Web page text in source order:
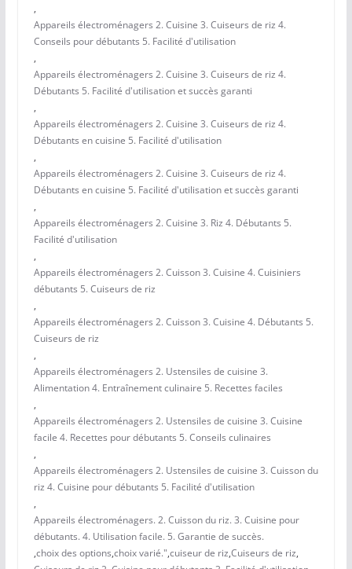
,
Appareils électroménagers 2. Cuisine 3. Cuiseurs de riz 4.
Conseils pour débutants 5. Facilité d'utilisation
,
Appareils électroménagers 2. Cuisine 3. Cuiseurs de riz 4.
Débutants 5. Facilité d'utilisation et succès garanti
,
Appareils électroménagers 2. Cuisine 3. Cuiseurs de riz 4.
Débutants en cuisine 5. Facilité d'utilisation
,
Appareils électroménagers 2. Cuisine 3. Cuiseurs de riz 4.
Débutants en cuisine 5. Facilité d'utilisation et succès garanti
,
Appareils électroménagers 2. Cuisine 3. Riz 4. Débutants 5.
Facilité d'utilisation
,
Appareils électroménagers 2. Cuisson 3. Cuisine 4. Cuisiniers
débutants 5. Cuiseurs de riz
,
Appareils électroménagers 2. Cuisson 3. Cuisine 4. Débutants 5.
Cuiseurs de riz
,
Appareils électroménagers 2. Ustensiles de cuisine 3.
Alimentation 4. Entraînement culinaire 5. Recettes faciles
,
Appareils électroménagers 2. Ustensiles de cuisine 3. Cuisine
facile 4. Recettes pour débutants 5. Conseils culinaires
,
Appareils électroménagers 2. Ustensiles de cuisine 3. Cuisson du
riz 4. Cuisine pour débutants 5. Facilité d'utilisation
,
Appareils électroménagers. 2. Cuisson du riz. 3. Cuisine pour
débutants. 4. Utilisation facile. 5. Garantie de succès.
,choix des options,choix varié.",cuiseur de riz,Cuiseurs de riz,